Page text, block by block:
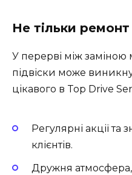
Не тільки ремонт
У перерві між заміною
підвіски може
цікавого в Top Drive
Регулярні акції
клієнтів.
Дружня атмосфера,